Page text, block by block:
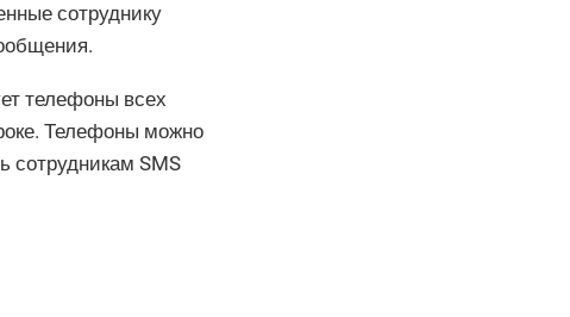
сотруднику
телефоны всех
Телефоны можно
сотрудникам SMS